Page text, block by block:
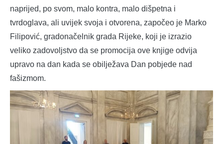
naprijed, po svom, malo kontra, malo dišpetna i
tvrdoglava, ali uvijek svoja i otvorena, započeo je Marko
Filipović, gradonačelnik grada Rijeke, koji je izrazio
veliko zadovoljstvo da se promocija ove knjige odvija
upravo na dan kada se obilježava Dan pobjede nad
fašizmom.